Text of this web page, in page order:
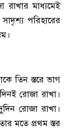
মাধ্যমেই
পরিহারের
তিন স্তরে ভাগ
রোজা রাখা।
রোজা রাখা।
মতে প্রথম স্তর